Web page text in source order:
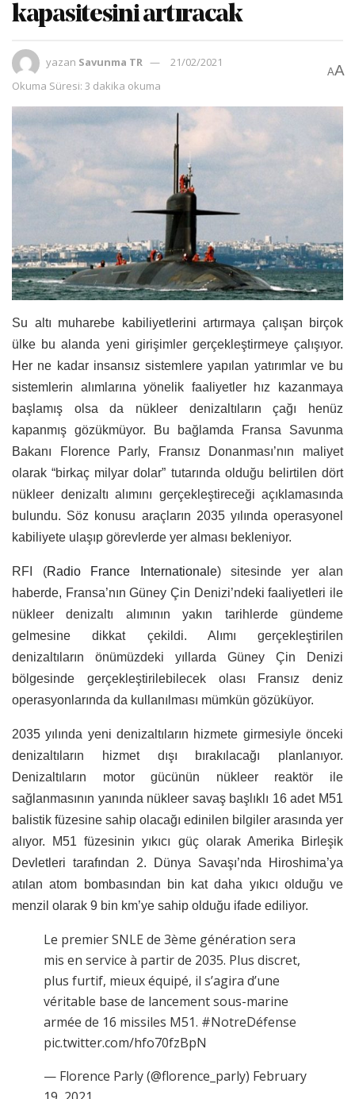
kapasitesini artıracak
yazan Savunma TR
21/02/2021
Okuma Süresi: 3 dakika okuma
AA
Su altı muharebe kabiliyetlerini artırmaya çalışan birçok
ülke bu alanda yeni girişimler gerçekleştirmeye çalışıyor.
Her ne kadar insansız sistemlere yapılan yatırımlar ve bu
sistemlerin alımlarına yönelik faaliyetler hız kazanmaya
başlamış olsa da nükleer denizaltıların çağı henüz
kapanmış gözükmüyor. Bu bağlamda Fransa Savunma
Bakanı Florence Parly, Fransız Donanması’nın maliyet
olarak “birkaç milyar dolar” tutarında olduğu belirtilen dört
nükleer denizaltı alımını gerçekleştireceği açıklamasında
bulundu. Söz konusu araçların 2035 yılında operasyonel
kabiliyete ulaşıp görevlerde yer alması bekleniyor.
RFI (Radio France Internationale)sitesinde yer alan
haberde, Fransa’nın Güney Çin Denizi’ndeki faaliyetleri ile
nükleer denizaltı alımının yakın tarihlerde gündeme
gelmesine dikkat çekildi. Alımı gerçekleştirilen
denizaltıların önümüzdeki yıllarda Güney Çin Denizi
bölgesinde gerçekleştirilebilecek olası Fransız deniz
operasyonlarında da kullanılması mümkün gözüküyor.
2035 yılında yeni denizaltıların hizmete girmesiyle önceki
denizaltıların hizmet dışı bırakılacağı planlanıyor.
Denizaltıların motor gücünün nükleer reaktör ile
sağlanmasının yanında nükleer savaş başlıklı 16 adet M51
balistik füzesine sahip olacağı edinilen bilgiler arasında yer
alıyor. M51 füzesinin yıkıcı güç olarak Amerika Birleşik
Devletleri tarafından 2. Dünya Savaşı’nda Hiroshima’ya
atılan atom bombasından bin kat daha yıkıcı olduğu ve
menzil olarak 9 bin km’ye sahip olduğu ifade ediliyor.
Le premier SNLE de 3ème génération sera
mis en service à partir de 2035. Plus discret,
plus furtif, mieux équipé, il s’agira d’une
véritable base de lancement sous-marine
armée de 16 missiles M51. #NotreDéfense
pic.twitter.com/hfo70fzBpN
— Florence Parly (@florence_parly) February